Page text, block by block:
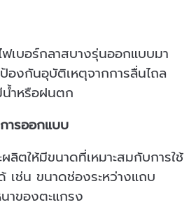
เบอร์กลาสบางรุ่นออกแบบมา
องกันอุบัติเหตุจากการลื่นไถล
น้ำหรือฝนตก
ารออกแบบ
ลิตให้มีขนาดที่เหมาะสมกับการใช้
ด้ เช่น ขนาดช่องระหว่างแถบ
าของตะแกรง